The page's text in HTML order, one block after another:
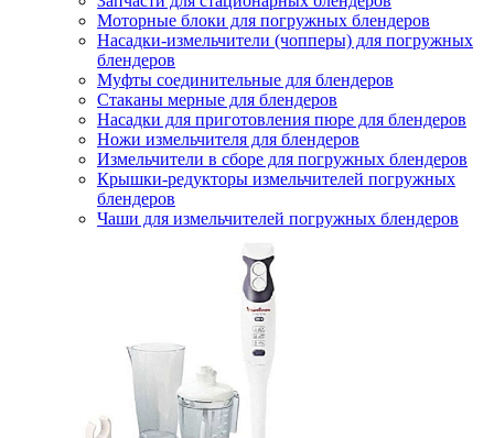
Моторные блоки для погружных блендеров
Насадки-измельчители (чопперы) для погружных
блендеров
Муфты соединительные для блендеров
Стаканы мерные для блендеров
Насадки для приготовления пюре для блендеров
Ножи измельчителя для блендеров
Измельчители в сборе для погружных блендеров
Крышки-редукторы измельчителей погружных
блендеров
Чаши для измельчителей погружных блендеров